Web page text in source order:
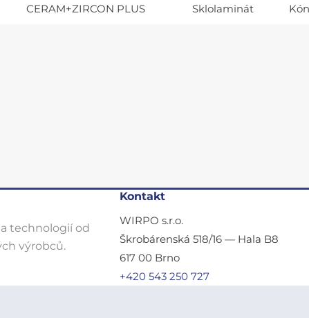
CERAM+ZIRCON PLUS Sklolaminát
technologií od
výrobců.
Kontakt
WIRPO s.r.o.
Škrobárenská 518/16 — Hala B8
617 00 Brno
+420 543 250 727